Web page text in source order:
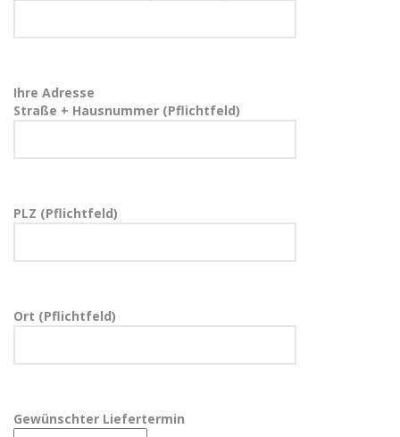
Ihre Adresse
Straße + Hausnummer (Pflichtfeld)
PLZ (Pflichtfeld)
Ort (Pflichtfeld)
Gewünschter Liefertermin